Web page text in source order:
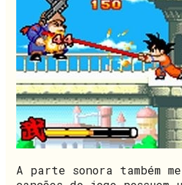
A parte sonora também